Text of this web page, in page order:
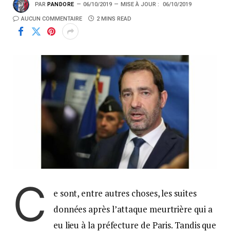
PAR PANDORE 06/10/2019 MISE À JOUR : 06/10/2019
AUCUN COMMENTAIRE 2 MINS READ
C
e sont, entre autres choses, les suites
données après l’attaque meurtrière qui a
eu lieu à la préfecture de Paris. Tandis que